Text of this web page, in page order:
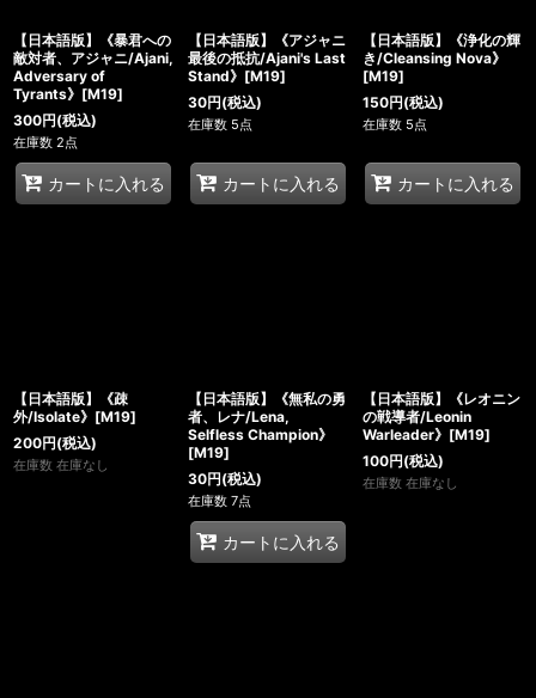
【日本語版】《暴君への
敵対者、アジャニ/Ajani,
Adversary of
Tyrants》[M19]
300円(税込)
在庫数 2点
カートに入れる
【日本語版】《アジャニ
最後の抵抗/Ajani's Last
Stand》[M19]
30円(税込)
在庫数 5点
カートに入れる
【日本語版】《浄化の輝
き/Cleansing Nova》
[M19]
150円(税込)
在庫数 5点
カートに入れる
【日本語版】《疎
外/Isolate》[M19]
200円(税込)
在庫数 在庫なし
【日本語版】《無私の勇
者、レナ/Lena,
Selfless Champion》
[M19]
30円(税込)
在庫数 7点
カートに入れる
【日本語版】《レオニン
の戦導者/Leonin
Warleader》[M19]
100円(税込)
在庫数 在庫なし